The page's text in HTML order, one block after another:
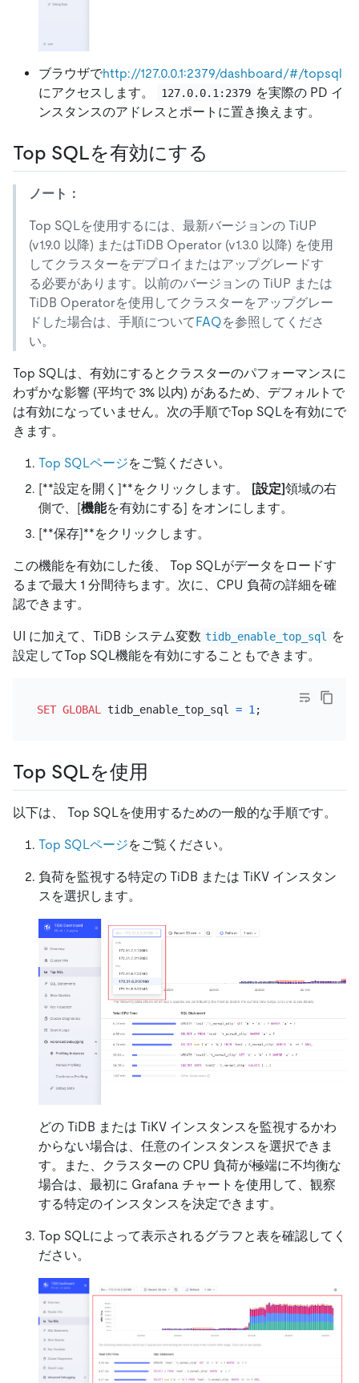
ブラウザでhttp://127.0.0.1:2379/dashboard/#/topsql
にアクセスします。
127.0.0.1:2379 を実際の PD イ
ンスタンスのアドレスとポートに置き換えます。
Top SQLを有効にする
ノート：
Top SQLを使用するには、最新バージョンの TiUP
(v1.9.0 以降) またはTiDB Operator (v1.3.0 以降) を使用
してクラスターをデプロイまたはアップグレードす
る必要があります。以前のバージョンの TiUP または
TiDB Operatorを使用してクラスターをアップグレー
ドした場合は、手順についてFAQを参照してくださ
い。
Top SQLは、有効にするとクラスターのパフォーマンスに
わずかな影響 (平均で 3% 以内) があるため、デフォルトで
は有効になっていません。次の手順でTop SQLを有効にで
きます。
Top SQLページをご覧ください。
[**設定を開く]**をクリックします。 [設定]領域の右
側で、 [機能を有効にする] をオンにします。
[**保存]**をクリックします。
この機能を有効にした後、 Top SQLがデータをロードす
るまで最大 1 分間待ちます。次に、CPU 負荷の詳細を確
認できます。
UI に加えて、TiDB システム変数 tidb_enable_top_sql
を
設定してTop SQL機能を有効にすることもできます。
SET GLOBAL tidb_enable_top_sql = 1
Top SQLを使用
以下は、 Top SQLを使用するための一般的な手順です。
Top SQLページをご覧ください。
負荷を監視する特定の TiDB または TiKV インスタン
スを選択します。
どの TiDB または TiKV インスタンスを監視するかわ
からない場合は、任意のインスタンスを選択できま
す。また、クラスターの CPU 負荷が極端に不均衡な
場合は、最初に Grafana チャートを使用して、観察
する特定のインスタンスを決定できます。
Top SQLによって表示されるグラフと表を確認してく
ださい。